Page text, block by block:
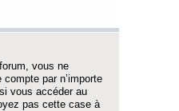
vous ne
par n’importe
vous accéder au
pas cette case à